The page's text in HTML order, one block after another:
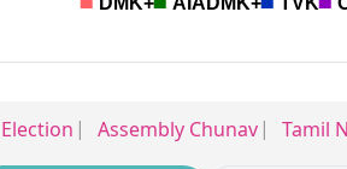
Election Assembly Chunav Tamil